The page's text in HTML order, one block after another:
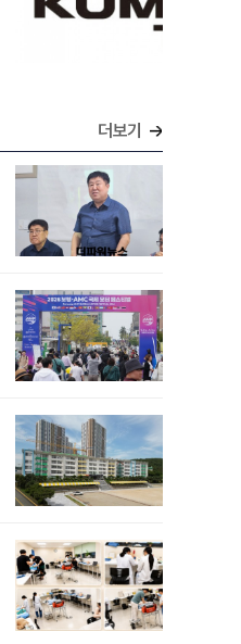
더보기